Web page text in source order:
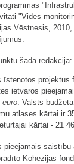
"Vides
Vēstnesis, 2010,
šādā redakcijā:
projektus
ietvaros
euro. Valsts
atlases kārtai ir
kārtai - 21
pieejamais saistību
Kohēzijas